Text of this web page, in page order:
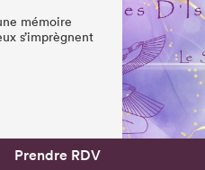
mémoire
s’imprègnent
Prendre RDV